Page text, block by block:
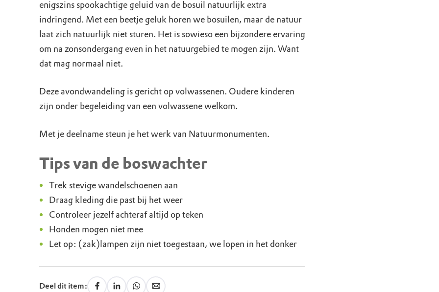
enigszins spookachtige geluid van de bosuil natuurlijk extra
indringend. Met een beetje geluk horen we bosuilen, maar de natuur
laat zich natuurlijk niet sturen. Het is sowieso een bijzondere ervaring
om na zonsondergang even in het natuurgebied te mogen zijn. Want
dat mag normaal niet.
Deze avondwandeling is gericht op volwassenen. Oudere kinderen
zijn onder begeleiding van een volwassene welkom.
Met je deelname steun je het werk van Natuurmonumenten.
Tips van de boswachter
Trek stevige wandelschoenen aan
Draag kleding die past bij het weer
Controleer jezelf achteraf altijd op teken
Honden mogen niet mee
Let op: (zak)lampen zijn niet toegestaan, we lopen in het donker
Deel dit item: